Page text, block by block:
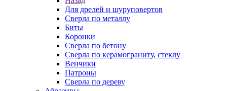
Для дрелей и шуруповертов
Сверла по металлу
Биты
Коронки
Сверла по бетону
Сверла по керамограниту, стеклу
Венчики
Патроны
Сверла по дереву